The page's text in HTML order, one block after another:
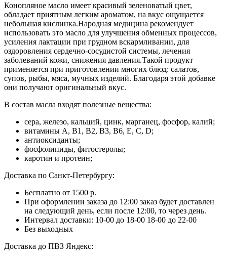
Конопляное масло имеет красивый зеленоватый цвет,
обладает приятным легким ароматом, на вкус ощущается
небольшая кислинка.Народная медицина рекомендует
использовать это масло для улучшения обменных процессов,
усиления лактации при грудном вскармливании, для
оздоровления сердечно-сосудистой системы, лечения
заболеваний кожи, снижения давления.Такой продукт
применяется при приготовлении многих блюд: салатов,
супов, рыбы, мяса, мучных изделий. Благодаря этой добавке
они получают оригинальный вкус.
В состав масла входят полезные вещества:
сера, железо, кальций, цинк, марганец, фосфор, калий;
витамины A, B1, B2, B3, B6, E, C, D;
антиоксиданты;
фосфолипиды, фитостеролы;
каротин и протеин;
Доставка по Санкт-Петербургу:
Бесплатно от 1500 р.
При оформлении заказа до 12:00 заказ будет доставлен
на следующий день, если после 12:00, то через день.
Интервал доставки: 10-00 до 18-00 18-00 до 22-00
Без выходных
Доставка до ПВЗ Яндекс: